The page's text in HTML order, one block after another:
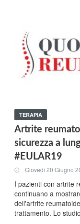
TERAPIA
Artrite
sicurezza a
#EULAR19
Giovedi 20 Giugno
I pazienti con artrite
continuano a
dell'artrite
trattamento. Lo